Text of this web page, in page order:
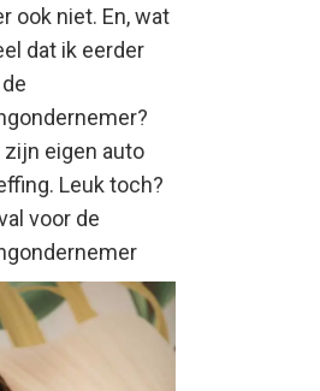
ook niet. En, wat
dat ik eerder
eigen auto
Leuk toch?
voor de